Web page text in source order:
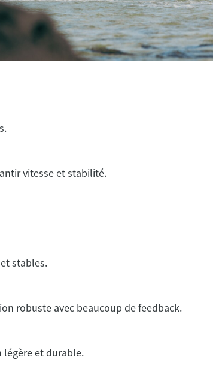
vitesse et stabilité.
stables.
robuste avec beaucoup de feedback.
légère et durable.